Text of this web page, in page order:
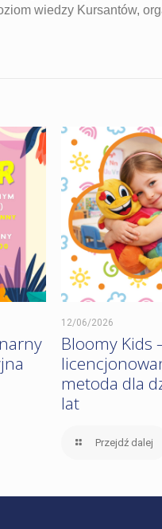
wiedzy Kursantów,
12/06/2026
Bloomy Kids
metoda dla
lat
Przejdź dalej